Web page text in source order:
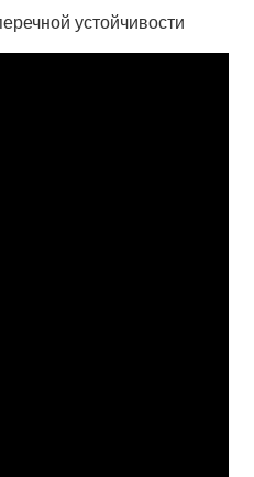
устойчивости